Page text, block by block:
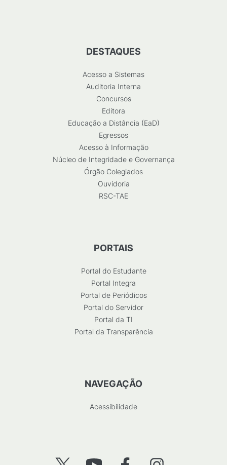
DESTAQUES
Acesso a Sistemas
Auditoria Interna
Concursos
Editora
Educação a Distância (EaD)
Egressos
Acesso à Informação
Núcleo de Integridade e Governança
Órgão Colegiados
Ouvidoria
RSC-TAE
PORTAIS
Portal do Estudante
Portal Integra
Portal de Periódicos
Portal do Servidor
Portal da TI
Portal da Transparência
NAVEGAÇÃO
Acessibilidade